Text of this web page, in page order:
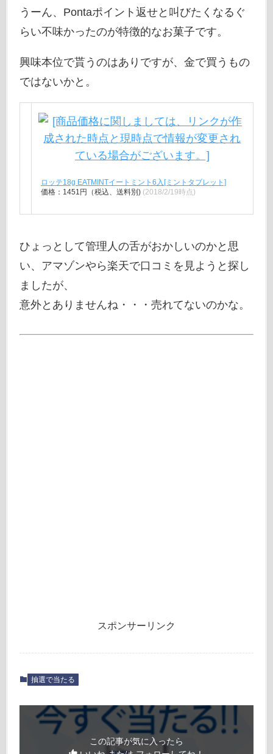
うーん、Pontaポイント返せと叫びたくなるぐ
らい不味かったのが特徴的なお菓子です。
興味本位で貰うのはありですが、金で買うもの
ではないかと。
ロッテ18g EATMINTイートミント6入[ミントタブレット]
価格：1451円（税込、送料別) (2018/2/19時点)
ひょっとして管理人の舌がおかしいのかと思
い、アマゾンやら楽天で口コミを見ようと探し
ましたが、
意外とありませんね・・・売れてないのかな。
スポンサーリンク
抽選で当たる
この記事が気に入ったら